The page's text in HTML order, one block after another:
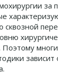
за
сквозной
Поэтому